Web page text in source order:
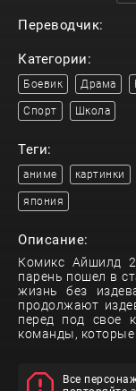
Переводчик:
Категории:
Боевик Драма
Спорт Школа
Теги:
аниме картинки
япония
Описание:
Комикс Айшилд
парень пошел в
жизнь без
продолжают
перед под свое
команды, которые
Все